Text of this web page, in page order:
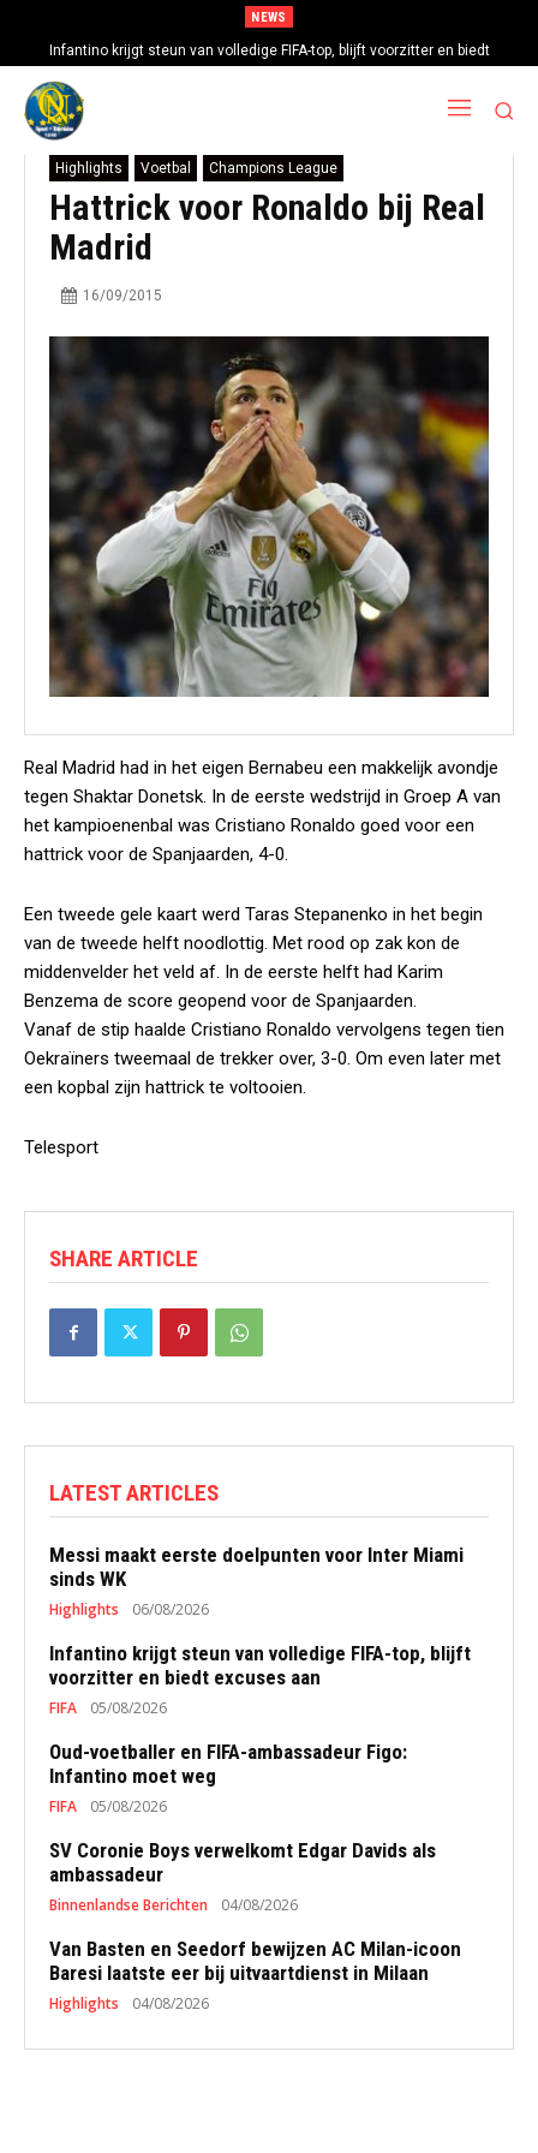
NEWS
Infantino krijgt steun van volledige FIFA-top, blijft voorzitter en biedt
excuses aan
Highlights Voetbal Champions League
Hattrick voor Ronaldo bij Real
Madrid
16/09/2015
Real Madrid had in het eigen Bernabeu een makkelijk avondje
tegen Shaktar Donetsk. In de eerste wedstrijd in Groep A van
het kampioenenbal was Cristiano Ronaldo goed voor een
hattrick voor de Spanjaarden, 4-0.
Een tweede gele kaart werd Taras Stepanenko in het begin
van de tweede helft noodlottig. Met rood op zak kon de
middenvelder het veld af. In de eerste helft had Karim
Benzema de score geopend voor de Spanjaarden.
Vanaf de stip haalde Cristiano Ronaldo vervolgens tegen tien
Oekraïners tweemaal de trekker over, 3-0. Om even later met
een kopbal zijn hattrick te voltooien.
Telesport
SHARE ARTICLE
LATEST ARTICLES
Messi maakt eerste doelpunten voor Inter Miami
sinds WK
Highlights 06/08/2026
Infantino krijgt steun van volledige FIFA-top, blijft
voorzitter en biedt excuses aan
FIFA 05/08/2026
Oud-voetballer en FIFA-ambassadeur Figo:
Infantino moet weg
FIFA 05/08/2026
SV Coronie Boys verwelkomt Edgar Davids als
ambassadeur
Binnenlandse Berichten 04/08/2026
Van Basten en Seedorf bewijzen AC Milan-icoon
Baresi laatste eer bij uitvaartdienst in Milaan
Highlights 04/08/2026